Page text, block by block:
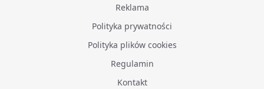
Reklama
Polityka prywatności
Polityka plików cookies
Regulamin
Kontakt